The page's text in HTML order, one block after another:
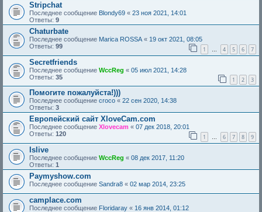
Stripchat
Последнее сообщение Blondy69 « 23 ноя 2021, 14:01
Ответы: 9
Chaturbate
Последнее сообщение Marica ROSSA « 19 окт 2021, 08:05
Ответы: 99 1 … 4 5 6 7
Secretfriends
Последнее сообщение WccReg « 05 июл 2021, 14:28
Ответы: 35 1 2 3
Помогите пожалуйста!)))
Последнее сообщение croco « 22 сен 2020, 14:38
Ответы: 3
Европейский сайт XloveCam.com
Последнее сообщение Xlovecam « 07 дек 2018, 20:01
Ответы: 120 1 … 6 7 8 9
Islive
Последнее сообщение WccReg « 08 дек 2017, 11:20
Ответы: 1
Paymyshow.com
Последнее сообщение Sandra8 « 02 мар 2014, 23:25
camplace.com
Последнее сообщение Floridaray « 16 янв 2014, 01:12